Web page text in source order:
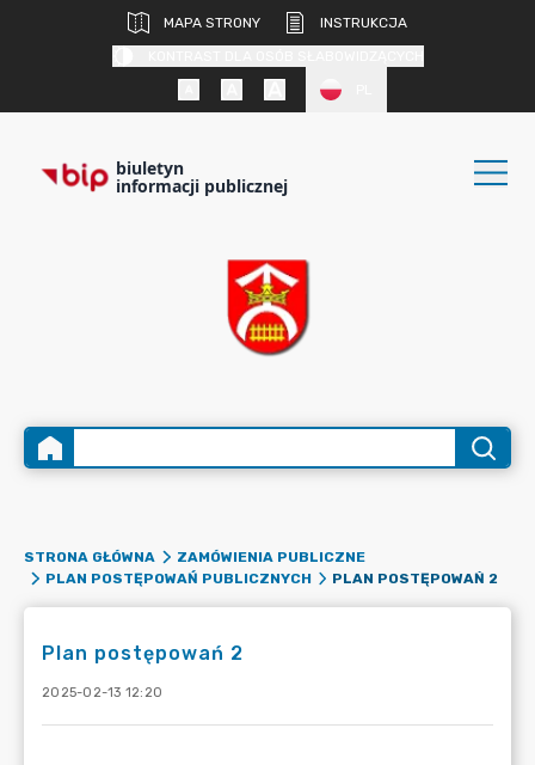
MAPA STRONY
INSTRUKCJA
biuletyn
informacji publicznej
STRONA GŁÓWNA
ZAMÓWIENIA PUBLICZNE
PLAN POSTĘPOWAŃ PUBLICZNYCH
PLAN POSTĘPOWAŃ 2
Plan postępowań 2
2025-02-13 12:20